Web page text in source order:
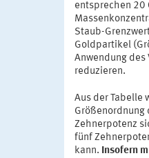
entsprechen 20
Staub-
Goldpartikel
Anwendung
reduzieren.
Aus der Tabelle
Größenordnung
Zehnerpotenz
fünf
kann. Insofern